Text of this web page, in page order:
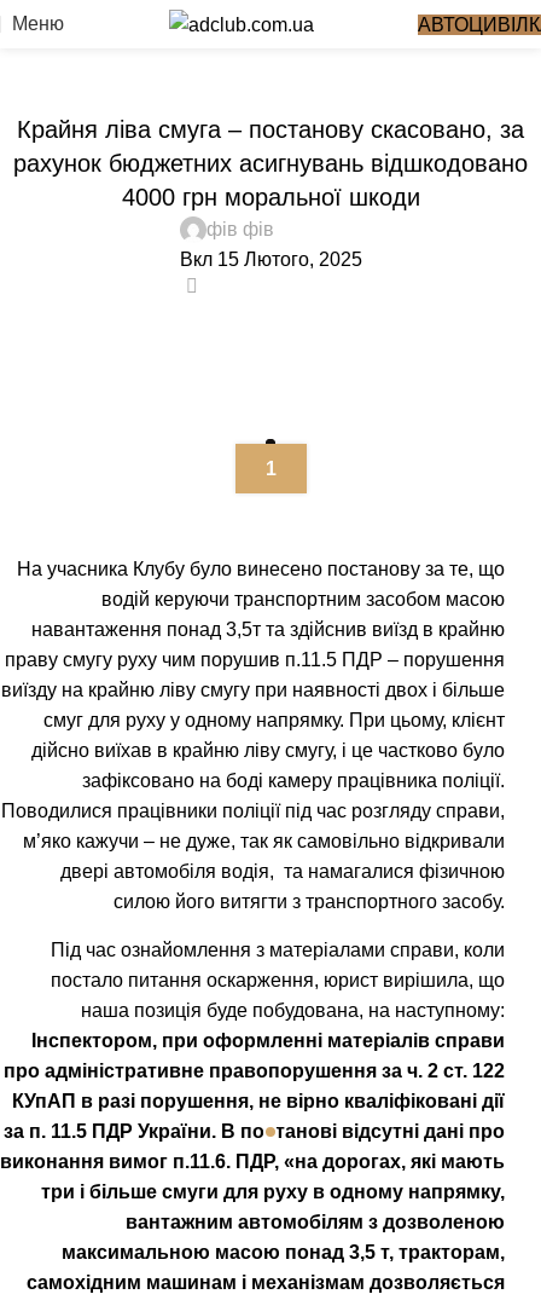
Меню Блог
Крайня ліва смуга – постанову скасовано, за
рахунок бюджетних асигнувань відшкодовано
4000 грн моральної шкоди
фів фів
Вкл 15 Лютого, 2025
1
На учасника Клубу було винесено постанову за те, що
водій керуючи транспортним засобом масою
навантаження понад 3,5т та здійснив виїзд в крайню
праву смугу руху чим порушив п.11.5 ПДР – порушення
виїзду на крайню ліву смугу при наявності двох і більше
смуг для руху у одному напрямку. При цьому, клієнт
дійсно виїхав в крайню ліву смугу, і це частково було
зафіксовано на боді камеру працівника поліції.
Поводилися працівники поліції під час розгляду справи,
м’яко кажучи – не дуже, так як самовільно відкривали
двері автомобіля водія, та намагалися фізичною
силою його витягти з транспортного засобу.
Під час ознайомлення з матеріалами справи, коли
постало питання оскарження, юрист вирішила, що
наша позиція буде побудована, на наступному:
Інспектором, при оформленні матеріалів справи
про адміністративне правопорушення за ч. 2 ст. 122
КУпАП в разі порушення, не вірно кваліфіковані дії
за п. 11.5 ПДР України. В постанові відсутні дані про
виконання вимог п.11.6. ПДР, «на дорогах, які мають
три і більше смуги для руху в одному напрямку,
вантажним автомобілям з дозволеною
максимальною масою понад 3,5 т, тракторам,
самохідним машинам і механізмам дозволяється